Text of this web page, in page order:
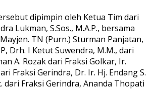
dipimpin oleh Ketua Tim dari
Lukman, S.Sos., M.A.P., bersama
TN (Purn.) Sturman Panjatan,
Drh. I Ketut Suwendra, M.M., dari
A. Rozak dari Fraksi Golkar, Ir.
Fraksi Gerindra, Dr. Ir. Hj. Endang S.
dari Fraksi Gerindra, Ananda Thopati